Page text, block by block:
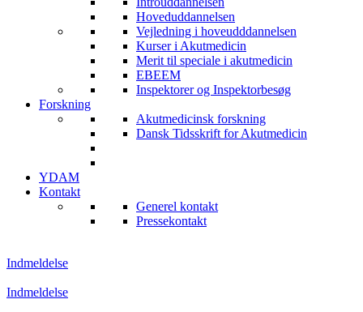
Hoveduddannelsen
Vejledning i hoveudddannelsen
Kurser i Akutmedicin
Merit til speciale i akutmedicin
EBEEM
Inspektorer og Inspektorbesøg
Forskning
Akutmedicinsk forskning
Dansk Tidsskrift for Akutmedicin
YDAM
Kontakt
Generel kontakt
Pressekontakt
Indmeldelse
Indmeldelse